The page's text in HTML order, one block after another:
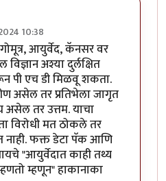
10:38
पीए चीडी!byभागो
आयुर्वेद, कॅनसर वर
अश्या दुर्लक्षित
पी एच डी मिळवू शकता.
असेल तर प्रतिभेला जागृत
असेल तर उत्तम. याचा
विरोधी मत ठोकले तर
नाही. फक्त डेटा पॅक आणि
"आयुर्वेदात काही तथ्य
म्हणून" हाकानाका